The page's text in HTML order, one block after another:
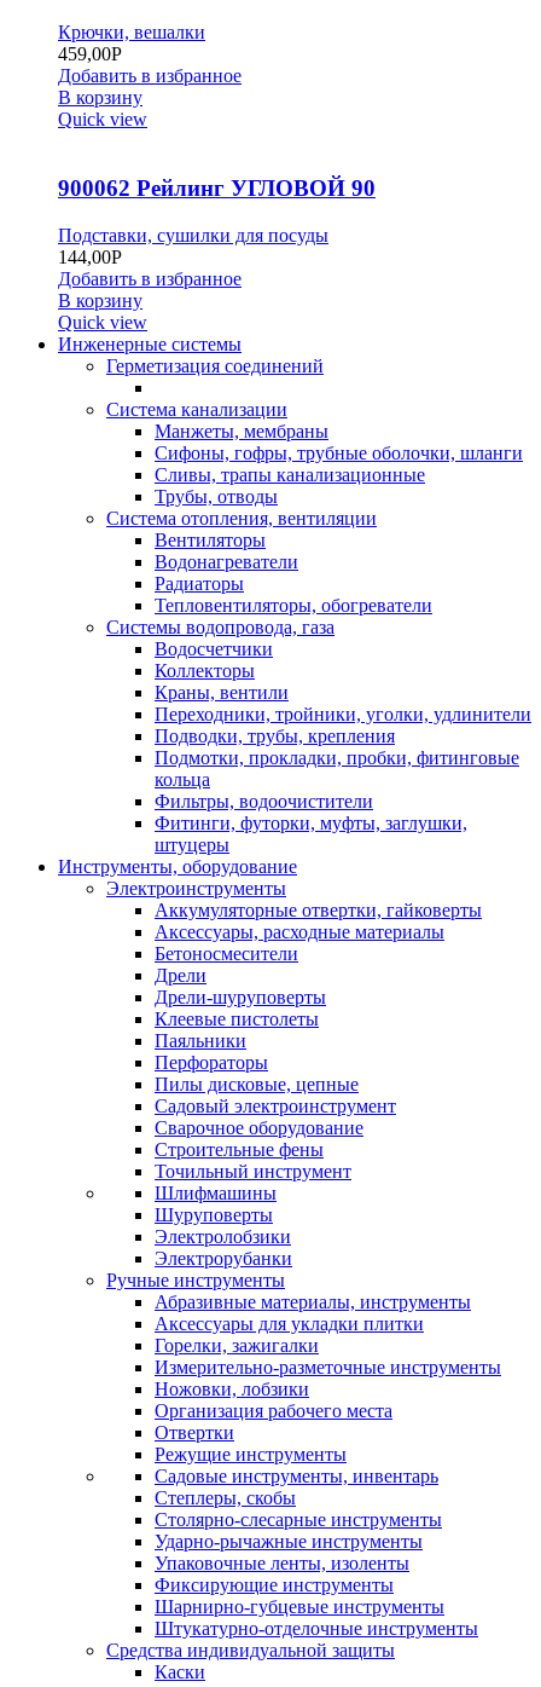
Крючки, вешалки
459,00Р
Добавить в избранное
В корзину
Quick view
900062 Рейлинг УГЛОВОЙ 90
Подставки, сушилки для посуды
144,00Р
Добавить в избранное
В корзину
Quick view
Инженерные системы
Герметизация соединений
Система канализации
Манжеты, мембраны
Сифоны, гофры, трубные оболочки, шланги
Сливы, трапы канализационные
Трубы, отводы
Система отопления, вентиляции
Вентиляторы
Водонагреватели
Радиаторы
Тепловентиляторы, обогреватели
Системы водопровода, газа
Водосчетчики
Коллекторы
Краны, вентили
Переходники, тройники, уголки, удлинители
Подводки, трубы, крепления
Подмотки, прокладки, пробки, фитинговые
кольца
Фильтры, водоочистители
Фитинги, футорки, муфты, заглушки,
штуцеры
Инструменты, оборудование
Электроинструменты
Аккумуляторные отвертки, гайковерты
Аксессуары, расходные материалы
Бетоносмесители
Дрели
Дрели-шуруповерты
Клеевые пистолеты
Паяльники
Перфораторы
Пилы дисковые, цепные
Садовый электроинструмент
Сварочное оборудование
Строительные фены
Точильный инструмент
Шлифмашины
Шуруповерты
Электролобзики
Электрорубанки
Ручные инструменты
Абразивные материалы, инструменты
Аксессуары для укладки плитки
Горелки, зажигалки
Измерительно-разметочные инструменты
Ножовки, лобзики
Организация рабочего места
Отвертки
Режущие инструменты
Садовые инструменты, инвентарь
Степлеры, скобы
Столярно-слесарные инструменты
Ударно-рычажные инструменты
Упаковочные ленты, изоленты
Фиксирующие инструменты
Шарнирно-губцевые инструменты
Штукатурно-отделочные инструменты
Средства индивидуальной защиты
Каски